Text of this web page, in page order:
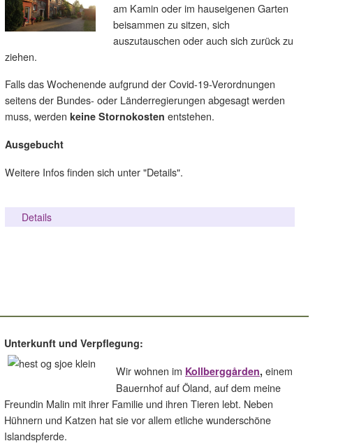
am Kamin oder im hauseigenen Garten
beisammen zu sitzen, sich
auszutauschen oder auch sich zurück zu
ziehen.
Falls das Wochenende aufgrund der Covid-19-Verordnungen
seitens der Bundes- oder Länderregierungen abgesagt werden
muss, werden keine Stornokosten entstehen.
Ausgebucht
Weitere Infos finden sich unter "Details".
Details
Unterkunft und Verpflegung:
Wir wohnen im Kollberggården, einem
Bauernhof auf Öland, auf dem meine
Freundin Malin mit ihrer Familie und ihren Tieren lebt. Neben
Hühnern und Katzen hat sie vor allem etliche wunderschöne
Islandspferde.